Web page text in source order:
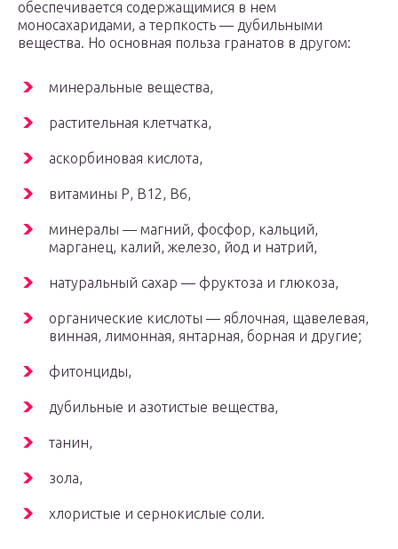
обеспечивается содержащимися в нем
моносахаридами, а терпкость — дубильными
вещества. Но основная польза гранатов в другом:
минеральные вещества,
растительная клетчатка,
аскорбиновая кислота,
витамины Р, В12, В6,
минералы — магний, фосфор, кальций,
марганец, калий, железо, йод и натрий,
натуральный сахар — фруктоза и глюкоза,
органические кислоты — яблочная, щавелевая,
винная, лимонная, янтарная, борная и другие;
фитонциды,
дубильные и азотистые вещества,
танин,
зола,
хлористые и сернокислые соли.